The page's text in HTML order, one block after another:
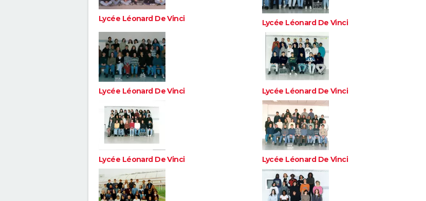
Lycée Léonard De Vinci Lycée Léonard De Vinci
Lycée Léonard De Vinci Lycée Léonard De Vinci
Lycée Léonard De Vinci Lycée Léonard De Vinci